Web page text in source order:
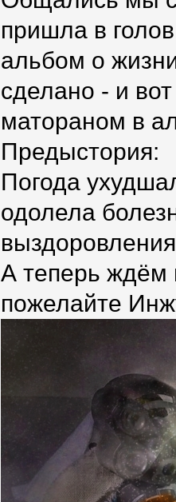
пришла в
альбом о
сделано - и
матораном в
Предыстория:
Погода
одолела
А теперь ждём
пожелайте